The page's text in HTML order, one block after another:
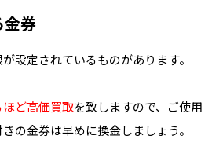
金券
設定されているものがあります。
ど高価買取を致しますので、ご使用
の金券は早めに換金しましょう。